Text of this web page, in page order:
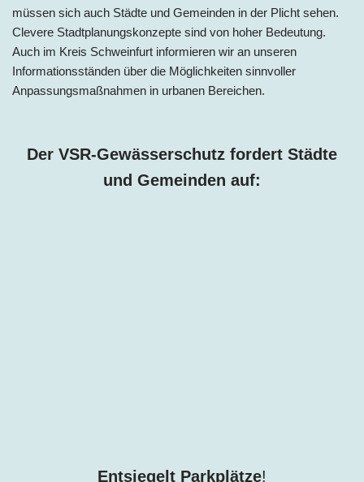
müssen sich auch Städte und Gemeinden in der Plicht sehen.
Clevere Stadtplanungskonzepte sind von hoher Bedeutung.
Auch im Kreis Schweinfurt informieren wir an unseren
Informationsständen über die Möglichkeiten sinnvoller
Anpassungsmaßnahmen in urbanen Bereichen.
Der VSR-Gewässerschutz fordert Städte
und Gemeinden auf:
Entsiegelt Parkplätze!